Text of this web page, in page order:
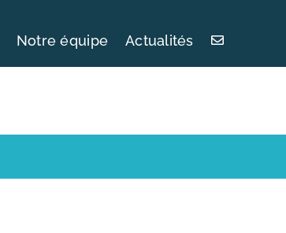
Notre équipe Actualités